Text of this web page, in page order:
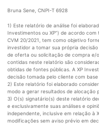
Bruna Sene, CNPI-T 6928
1) Este relatório de análise foi
Investimentos ou XP”) de acordo
CVM 20/2021, tem como objetivo
investidor a tomar sua própria
de oferta ou solicitação de compra e/
contidas neste relatório são
obtidas de fontes públicas. A XP
decisão tomada pelo cliente com
2) Este relatório foi elaborado
modo a gerar resultados de alocação
3) O(s) signatário(s) deste relatório
e exclusivamente suas análises e
independente, inclusive em relação à
modificações sem aviso prévio em